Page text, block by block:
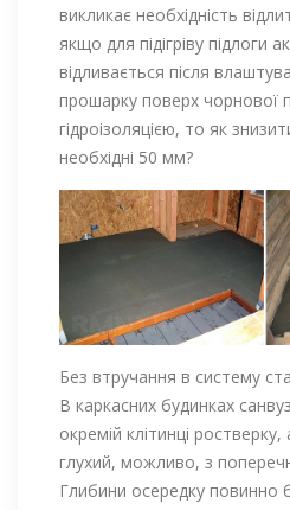
викликає необхідність
якщо для підігріву підлоги
відливається після
прошарку поверх чорнової
гідроізоляцією, то як
необхідні 50 мм?
Без втручання в систему
В каркасних будинках
окремій клітинці
глухий, можливо, з
Глибини осередку повинно